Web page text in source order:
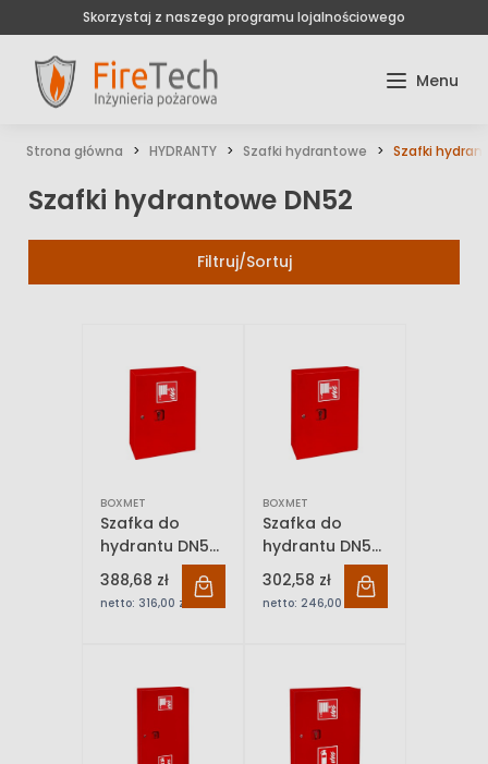
Skorzystaj z naszego programu lojalnościowego
Strona główna HYDRANTY Szafki hydrantowe Szafki
Szafki hydrantowe DN52
Filtruj/Sortuj
BOXMET
Szafka do
hydrantu DN52
ECO głęboka,
zawieszana
388,68 zł
netto: 316,00 zł
BOXMET
Szafka do
hydrantu DN52
ECO,
zawieszana
302,58 zł
netto: 246,00 zł